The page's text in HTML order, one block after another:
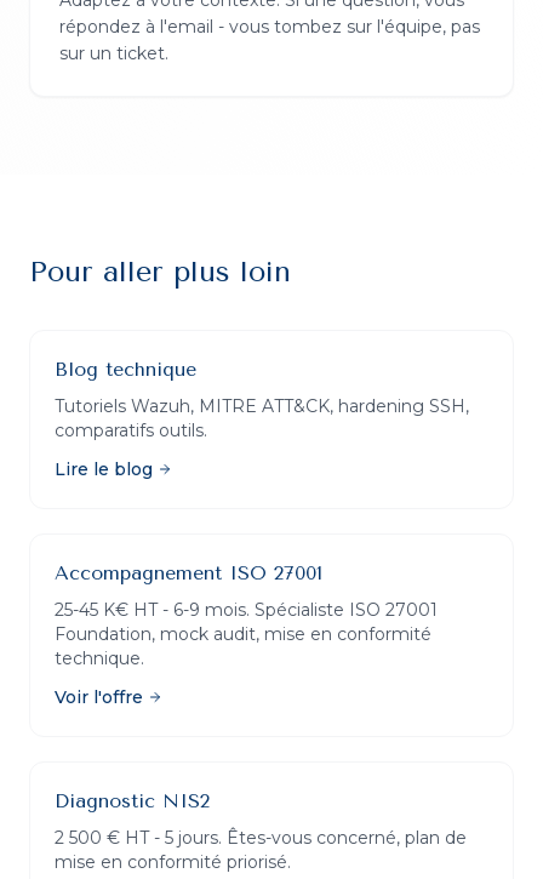
répondez à l'email - vous tombez sur l'équipe, pas
sur un ticket.
Pour aller plus loin
Blog technique
Tutoriels Wazuh, MITRE ATT&CK, hardening SSH,
comparatifs outils.
Lire le blog
Accompagnement ISO 27001
25-45 K€ HT - 6-9 mois. Spécialiste ISO 27001
Foundation, mock audit, mise en conformité
technique.
Voir l'offre
Diagnostic NIS2
2 500 € HT - 5 jours. Êtes-vous concerné, plan de
mise en conformité priorisé.